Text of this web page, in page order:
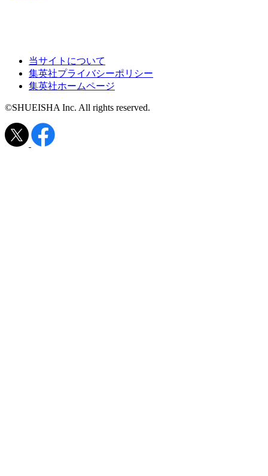
当サイトについて
集英社プライバシーポリシー
集英社ホームページ
©SHUEISHA Inc. All rights reserved.